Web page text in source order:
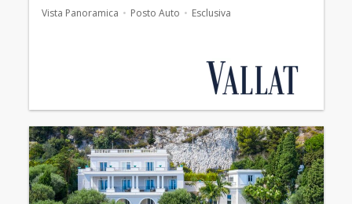
Vista Panoramica Posto Auto Esclusiva